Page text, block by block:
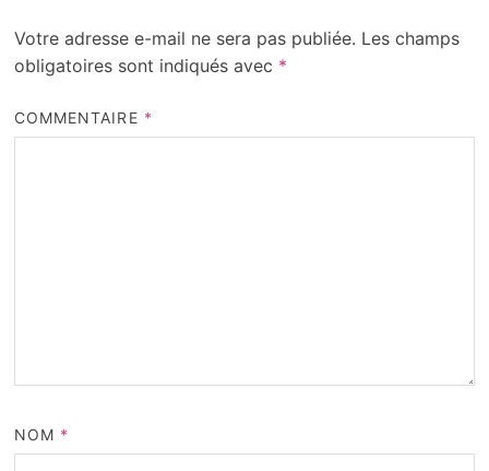
Votre adresse e-mail ne sera pas publiée. Les champs
obligatoires sont indiqués avec *
COMMENTAIRE *
NOM *